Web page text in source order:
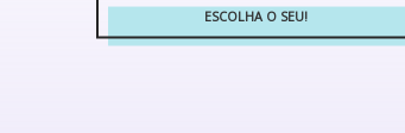
ESCOLHA O SEU!
Este